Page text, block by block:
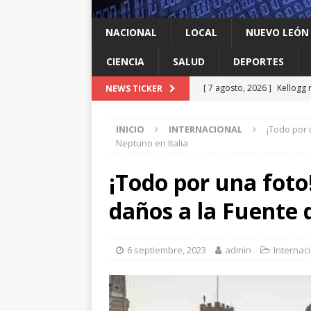
NACIONAL LOCAL NUEVO LEÓN
CIENCIA SALUD DEPORTES
NEWS TICKER [ 7 agosto, 2026 ] Kellogg
[ 7 agosto, 2026 ] Multan
[ 7 agosto, 2026 ] NL
recomendación de la OMS
INTERNACIONAL
INICIO INTERNACIONAL
¡Todo
Neptuno en Italia
¡Todo por una
daños a la
6 septiembre, 2023 admin